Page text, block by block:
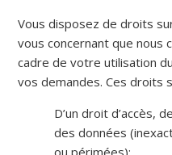
Vous disposez de droits
vous concernant que nous
cadre de votre utilisation
vos demandes. Ces droits
D’un droit d’accès,
des données
ou périmées);